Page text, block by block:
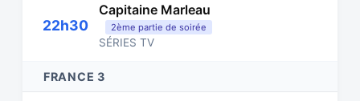
22h30
Capitaine Marleau
2ème partie de soirée
SÉRIES TV
FRANCE 3